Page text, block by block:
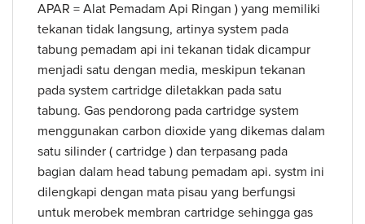
APAR = Alat Pemadam Api Ringan ) yang memiliki
tekanan tidak langsung, artinya system pada
tabung pemadam api ini tekanan tidak dicampur
menjadi satu dengan media, meskipun tekanan
pada system cartridge diletakkan pada satu
tabung. Gas pendorong pada cartridge system
menggunakan carbon dioxide yang dikemas dalam
satu silinder ( cartridge ) dan terpasang pada
bagian dalam head tabung pemadam api. systm ini
dilengkapi dengan mata pisau yang berfungsi
untuk merobek membran cartridge sehingga gas